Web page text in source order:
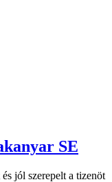
SE
jól szerepelt a tizenöt